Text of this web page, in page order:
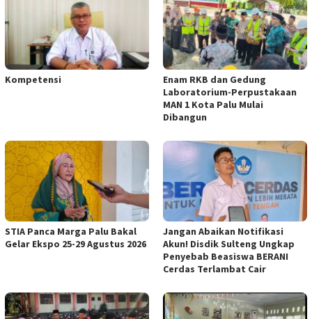
Kompetensi
Enam RKB dan Gedung
Laboratorium-Perpustakaan
MAN 1 Kota Palu Mulai
Dibangun
STIA Panca Marga Palu Bakal
Gelar Ekspo 25-29 Agustus 2026
Jangan Abaikan Notifikasi
Akun! Disdik Sulteng Ungkap
Penyebab Beasiswa BERANI
Cerdas Terlambat Cair